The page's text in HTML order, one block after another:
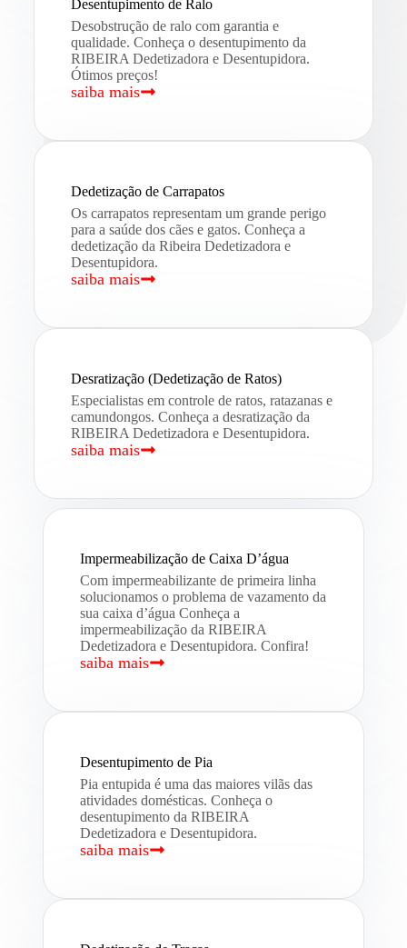
Desentupimento de Ralo
Desobstrução de ralo com garantia e
qualidade. Conheça o desentupimento da
RIBEIRA Dedetizadora e Desentupidora.
Ótimos preços!
saiba mais
Dedetização de Carrapatos
Os carrapatos representam um grande perigo
para a saúde dos cães e gatos. Conheça a
dedetização da Ribeira Dedetizadora e
Desentupidora.
saiba mais
Desratização (Dedetização de Ratos)
Especialistas em controle de ratos, ratazanas e
camundongos. Conheça a desratização da
RIBEIRA Dedetizadora e Desentupidora.
saiba mais
Impermeabilização de Caixa D’água
Com impermeabilizante de primeira linha
solucionamos o problema de vazamento da
sua caixa d’água Conheça a
impermeabilização da RIBEIRA
Dedetizadora e Desentupidora. Confira!
saiba mais
Desentupimento de Pia
Pia entupida é uma das maiores vilãs das
atividades domésticas. Conheça o
desentupimento da RIBEIRA
Dedetizadora e Desentupidora.
saiba mais